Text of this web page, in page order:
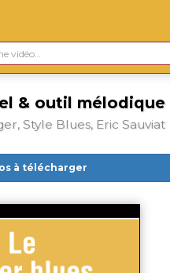
& outil mélodique
Style Blues, Eric Sauviat
à télécharger